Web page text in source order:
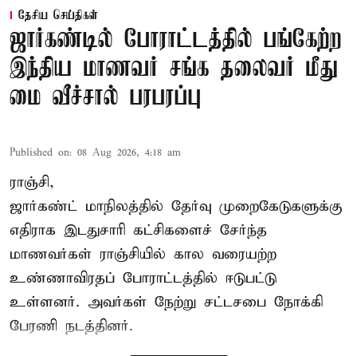
தேசிய செய்திகள்
ஜார்கண்டில் போராட்டத்தில் பங்கேற்ற
இந்திய மாணவர் சங்க தலைவர் மீது
மை வீச்சால் பரபரப்பு
Published on: 08 Aug 2026, 4:18 am
ராஞ்சி,
ஜார்கண்ட் மாநிலத்தில் தேர்வு முறைகேடுகளுக்கு
எதிராக இடதுசாரி கட்சிகளைச் சேர்ந்த
மாணவர்கள் ராஞ்சியில் கால வரையற்ற
உண்ணாவிரதப் போராட்டத்தில் ஈடுபட்டு
உள்ளனர். அவர்கள் நேற்று சட்டசபை நோக்கி
பேரணி நடத்தினர்.